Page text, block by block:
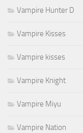
Vampire Hunter D
Vampire Kisses
Vampire kisses
Vampire Knight
Vampire Miyu
Vampire Nation